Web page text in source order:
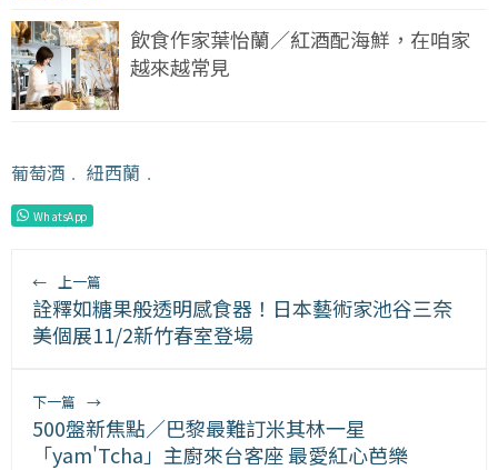
飲食作家葉怡蘭／紅酒配海鮮，在咱家
越來越常見
葡萄酒 ﹒ 紐西蘭 ﹒
WhatsApp
← 上一篇
詮釋如糖果般透明感食器！日本藝術家池谷三奈
美個展11/2新竹春室登場
下一篇 →
500盤新焦點／巴黎最難訂米其林一星
「yam'Tcha」主廚來台客座 最愛紅心芭樂